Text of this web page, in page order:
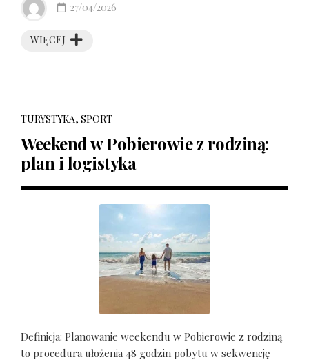
WIĘCEJ
27/04/2026
TURYSTYKA, SPORT
Weekend w Pobierowie z rodziną:
plan i logistyka
Definicja: Planowanie weekendu w Pobierowie z rodziną
to procedura ułożenia 48 godzin pobytu w sekwencję